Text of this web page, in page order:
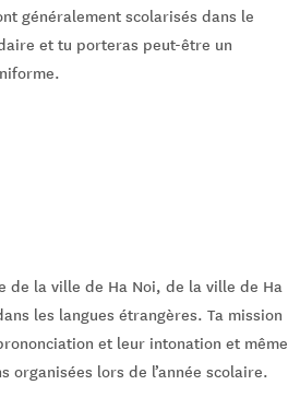
généralement scolarisés dans le
et tu porteras peut-être un
de la ville de Ha Noi, de la ville de Ha
les langues étrangères. Ta mission
et leur intonation et même
lors de l’année scolaire.